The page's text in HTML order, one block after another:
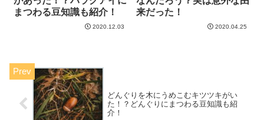
まつわる豆知識も紹介！
2020.12.03
来だった！
2020.04.25
どんぐりを木にうめこむキツツキがい
た！？どんぐりにまつわる豆知識も紹
介！